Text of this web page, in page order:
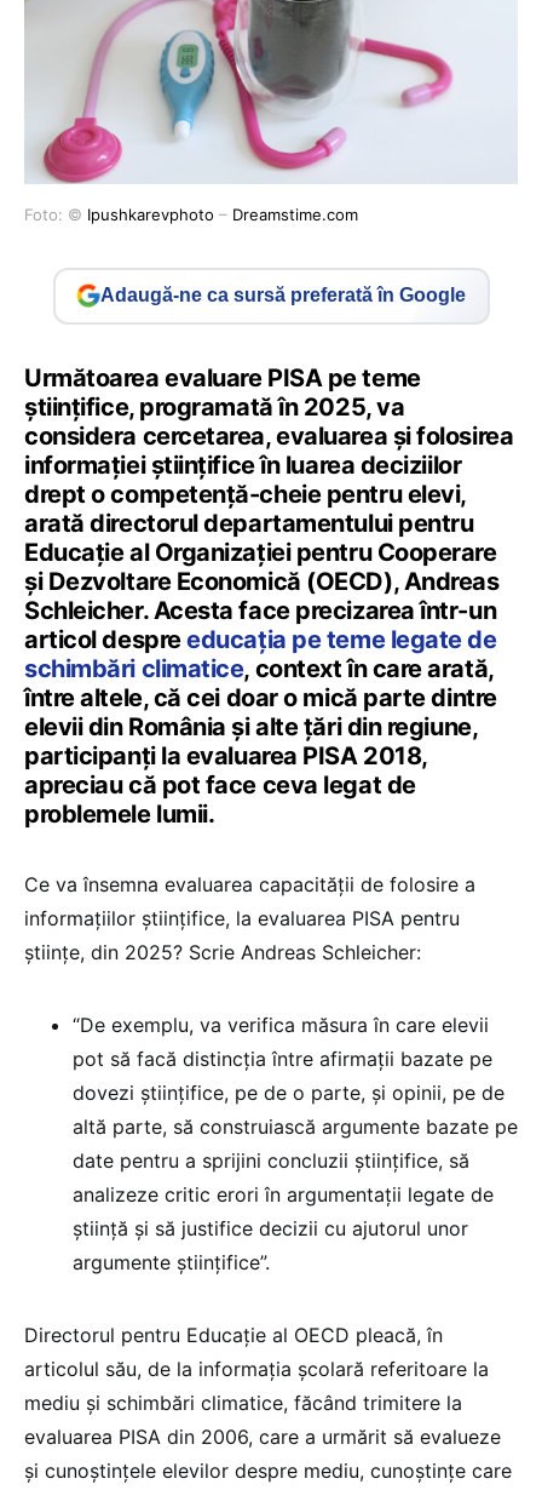
Foto: © Ipushkarevphoto – Dreamstime.com
Adaugă-ne ca sursă preferată în Google
Următoarea evaluare PISA pe teme
științifice, programată în 2025, va
considera cercetarea, evaluarea și folosirea
informației științifice în luarea deciziilor
drept o competență-cheie pentru elevi,
arată directorul departamentului pentru
Educație al Organizației pentru Cooperare
și Dezvoltare Economică (OECD), Andreas
Schleicher. Acesta face precizarea într-un
articol despreeducația pe teme legate de
schimbări climatice, context în care arată,
între altele, că cei doar o mică parte dintre
elevii din România și alte țări din regiune,
participanți la evaluarea PISA 2018,
apreciau că pot face ceva legat de
problemele lumii.
Ce va însemna evaluarea capacității de folosire a
informațiilor științifice, la evaluarea PISA pentru
științe, din 2025? Scrie Andreas Schleicher:
“De exemplu, va verifica măsura în care elevii
pot să facă distincția între afirmații bazate pe
dovezi științifice, pe de o parte, și opinii, pe de
altă parte, să construiască argumente bazate pe
date pentru a sprijini concluzii științifice, să
analizeze critic erori în argumentații legate de
știință și să justifice decizii cu ajutorul unor
argumente științifice”.
Directorul pentru Educație al OECD pleacă, în
articolul său, de la informația școlară referitoare la
mediu și schimbări climatice, făcând trimitere la
evaluarea PISA din 2006, care a urmărit să evalueze
și cunoștințele elevilor despre mediu, cunoștințe care